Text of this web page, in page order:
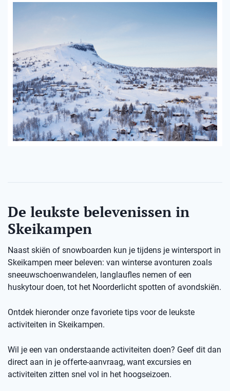
De leukste belevenissen in
Skeikampen
Naast skiën of snowboarden kun je tijdens je wintersport in
Skeikampen meer beleven: van winterse avonturen zoals
sneeuwschoenwandelen, langlaufles nemen of een
huskytour doen, tot het Noorderlicht spotten of avondskiën.
Ontdek hieronder onze favoriete tips voor de leukste
activiteiten in Skeikampen.
Wil je een van onderstaande activiteiten doen? Geef dit dan
direct aan in je offerte-aanvraag, want excursies en
activiteiten zitten snel vol in het hoogseizoen.